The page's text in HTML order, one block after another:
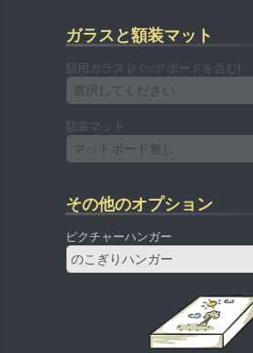
ガラスと額装マット
額用ガラス (バックボードを含む)
選択してください
額装マット
マットボード無し
その他のオプション
ピクチャーハンガー
のこぎりハンガー